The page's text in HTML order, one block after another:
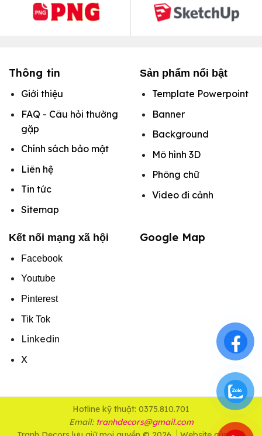
Thông tin
Giới thiệu
FAQ - Câu hỏi thường
gặp
Chính sách bảo mật
Liên hệ
Tin tức
Sitemap
Sản phẩm nổi bật
Template Powerpoint
Banner
Background
Mô hình 3D
Phông chữ
Video đi cảnh
Kết nối mạng xã hội
Facebook
Youtube
Pinterest
Tik Tok
Linkedin
X
Google Map
Hotline kỹ thuật: 0375.810.701
Email: tranhdecors@gmail.com